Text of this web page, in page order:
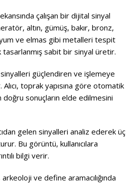
çalışan bir dijital sinyal
altın, gümüş, bakır, bronz,
ve elmas gibi metalleri tespit
sabit bir sinyal üretir.
sinyalleri güçlendiren ve işlemeye
Alıcı, toprak yapısına göre otomatik
sonuçların elde edilmesini
gelen sinyalleri analiz ederek üç
Bu görüntü, kullanıcılara
bilgi verir.
ve define aramacılığında